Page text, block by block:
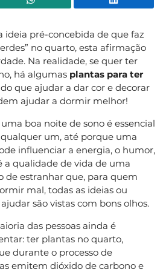
ideia pré-concebida de que faz
no quarto, esta afirmação
Na realidade, se quer ter
há algumas plantas para ter
que ajudar a dar cor e decorar
ajudar a dormir melhor!
boa noite de sono é essencial
um, até porque uma
influenciar a energia, o humor,
a qualidade de vida de uma
de estranhar que, para quem
mal, todas as ideias ou
são vistas com bons olhos.
das pessoas ainda é
ter plantas no quarto,
durante o processo de
emitem dióxido de carbono e